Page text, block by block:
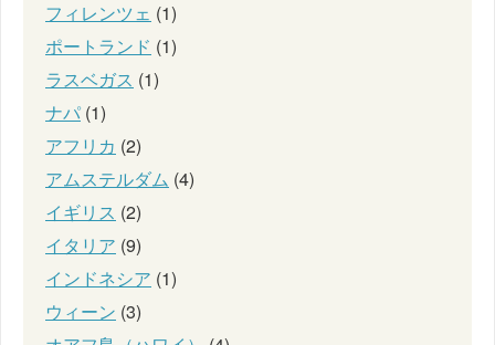
フィレンツェ (1)
ポートランド (1)
ラスベガス (1)
ナパ (1)
アフリカ (2)
アムステルダム (4)
イギリス (2)
イタリア (9)
インドネシア (1)
ウィーン (3)